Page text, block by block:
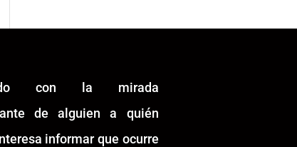
con la mirada
de alguien a quién
informar que ocurre